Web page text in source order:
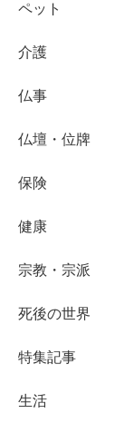
ペット
介護
仏事
仏壇・位牌
保険
健康
宗教・宗派
死後の世界
特集記事
生活